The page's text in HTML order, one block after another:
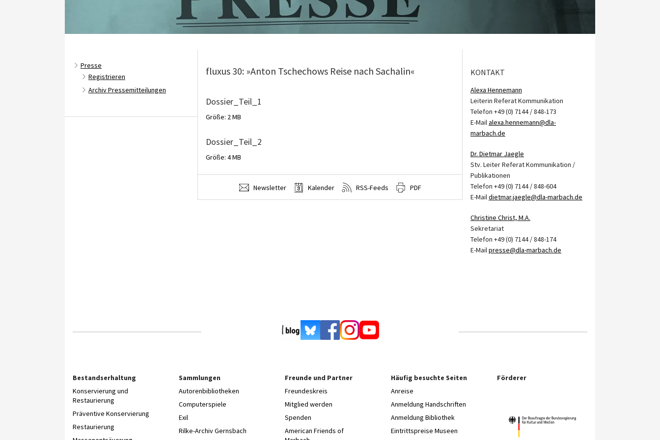
Presse
Registrieren
Archiv Pressemitteilungen
fluxus 30: »Anton Tschechows Reise nach Sachalin«
Dossier_Teil_1
Größe: 2 MB
Dossier_Teil_2
Größe: 4 MB
Newsletter Kalender RSS-Feeds PDF
KONTAKT
Alexa Hennemann
Leiterin Referat Kommunikation
Telefon +49 (0) 7144 / 848-173
E-Mailalexa.hennemann@dla-
marbach.de
Dr. Dietmar Jaegle
Stv. Leiter Referat Kommunikation /
Publikationen
Telefon +49 (0) 7144 / 848-604
E-Maildietmar.jaegle@dla-marbach.de
Christine Christ, M.A.
Sekretariat
Telefon +49 (0) 7144 / 848-174
E-Mailpresse@dla-marbach.de
Bestandserhaltung
Konservierung und
Restaurierung
Präventive Konservierung
Restaurierung
Sammlungen
Autorenbibliotheken
Computerspiele
Exil
Rilke-Archiv Gernsbach
Freunde und Partner
Freundeskreis
Mitglied werden
Spenden
American Friends of
Häufig besuchte Seiten
Anreise
Anmeldung Handschriften
Anmeldung Bibliothek
Eintrittspreise Museen
Förderer